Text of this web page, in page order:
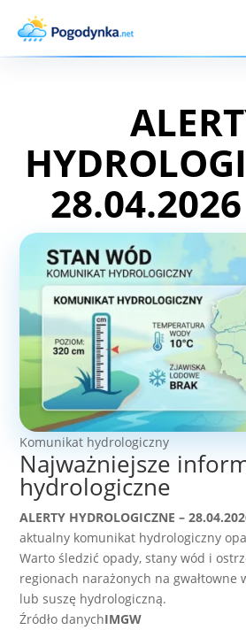
Komunikat hydrologiczny
Najważniejsze
hydrologiczne
ALERTY HYDROLOGICZNE –
aktualny komunikat hydrologiczny
Warto śledzić opady, stany wód i
regionach narażonych na gwałtowne
lub suszę hydrologiczną.
Źródło danychIMGW